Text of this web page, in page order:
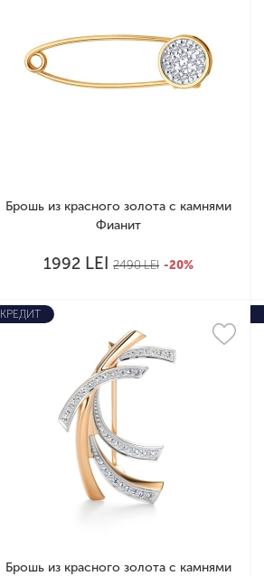
Брошь из красного золота с камнями
Фианит
1992 LEI 2490LEI -20%
КРЕДИТ
Брошь из красного золота с камнями